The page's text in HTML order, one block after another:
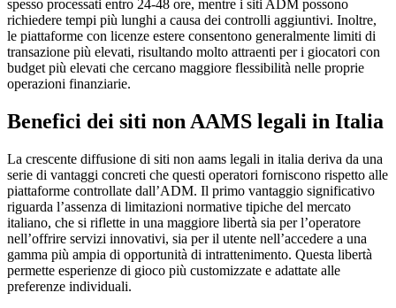
spesso processati entro 24-48 ore, mentre i siti ADM possono
richiedere tempi più lunghi a causa dei controlli aggiuntivi. Inoltre,
le piattaforme con licenze estere consentono generalmente limiti di
transazione più elevati, risultando molto attraenti per i giocatori con
budget più elevati che cercano maggiore flessibilità nelle proprie
operazioni finanziarie.
Benefici dei siti non AAMS legali in Italia
La crescente diffusione di siti non aams legali in italia deriva da una
serie di vantaggi concreti che questi operatori forniscono rispetto alle
piattaforme controllate dall’ADM. Il primo vantaggio significativo
riguarda l’assenza di limitazioni normative tipiche del mercato
italiano, che si riflette in una maggiore libertà sia per l’operatore
nell’offrire servizi innovativi, sia per il utente nell’accedere a una
gamma più ampia di opportunità di intrattenimento. Questa libertà
permette esperienze di gioco più customizzate e adattate alle
preferenze individuali.